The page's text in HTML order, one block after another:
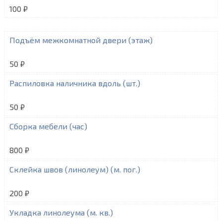
100 ₽
Подъём межкомнатной двери (этаж)
50 ₽
Распиловка наличника вдоль (шт.)
50 ₽
Сборка мебели (час)
800 ₽
Склейка швов (линолеум) (м. пог.)
200 ₽
Укладка линолеума (м. кв.)